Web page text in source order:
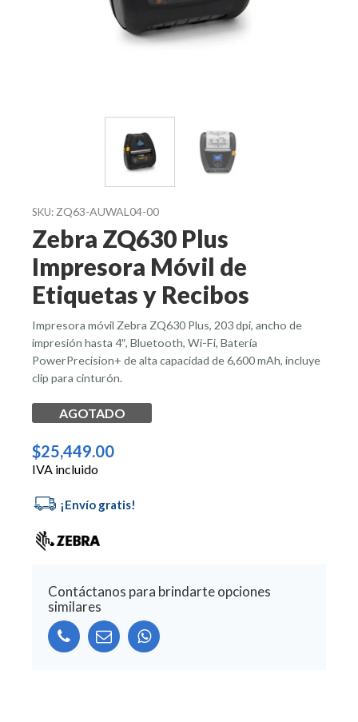
SKU: ZQ63-AUWAL04-00
Zebra ZQ630 Plus
Impresora Móvil de
Etiquetas y Recibos
Impresora móvil Zebra ZQ630 Plus, 203 dpi, ancho de
impresión hasta 4″, Bluetooth, Wi-Fi, Batería
PowerPrecision+ de alta capacidad de 6,600 mAh, incluye
clip para cinturón.
AGOTADO
$25,449.00
IVA incluido
Contáctanos para brindarte opciones
similares